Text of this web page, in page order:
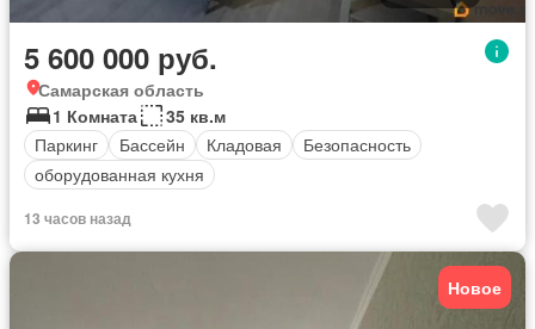
5 600 000 руб.
Самарская область
1 Комната
35 кв.м
Паркинг
Бассейн Кладовая
Безопасность
оборудованная кухня
13 часов назад
Новое